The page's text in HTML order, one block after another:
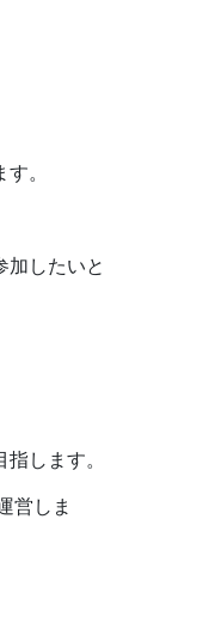
。
加したいと
します。
営しま